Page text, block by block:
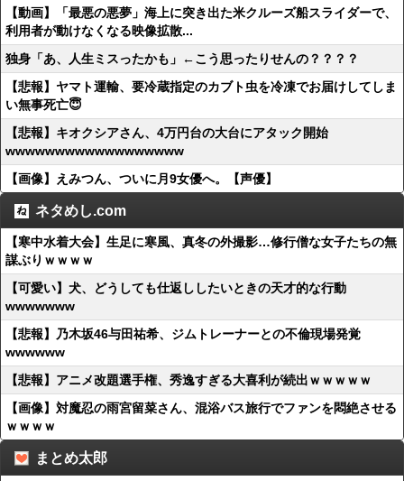
【動画】「最悪の悪夢」海上に突き出た米クルーズ船スライダーで、
利用者が動けなくなる映像拡散...
独身「あ、人生ミスったかも」←こう思ったりせんの？？？？
【悲報】ヤマト運輸、要冷蔵指定のカブト虫を冷凍でお届けしてしま
い無事死亡😇
【悲報】キオクシアさん、4万円台の大台にアタック開始
wwwwwwwwwwwwwwwwww
【画像】えみつん、ついに月9女優へ。【声優】
ネタめし.com
【寒中水着大会】生足に寒風、真冬の外撮影…修行僧な女子たちの無
謀ぶりｗｗｗｗ
【可愛い】犬、どうしても仕返ししたいときの天才的な行動
wwwwwww
【悲報】乃木坂46与田祐希、ジムトレーナーとの不倫現場発覚
wwwwww
【悲報】アニメ改題選手権、秀逸すぎる大喜利が続出ｗｗｗｗｗ
【画像】対魔忍の雨宮留菜さん、混浴バス旅行でファンを悶絶させる
ｗｗｗｗ
まとめ太郎